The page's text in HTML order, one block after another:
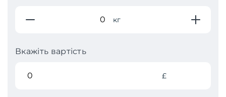
кг
Вкажіть вартість
£